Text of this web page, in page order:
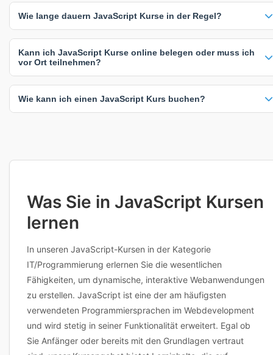
Wie lange dauern JavaScript Kurse in der Regel?
Kursdauer beträgt 3 Tage. Die genaue Dauer hängt vom Kursinhalt
und Intensität ab - intensive Kompaktkurse sind oft kürzer, während
Kann ich JavaScript Kurse online belegen oder muss ich
vor Ort teilnehmen?
Präsenzkurse (54%), 6 Inhouse-Schulungen (46%). Online-Kurse
bieten maximale Flexibilität, während Präsenzkurse direkten
Wie kann ich einen JavaScript Kurs buchen?
auch flexible Terminplanung an. Bei Fragen zu Inhalten,
Was Sie in JavaScript Kursen
lernen
In unseren JavaScript-Kursen in der Kategorie
IT/Programmierung erlernen Sie die wesentlichen
Fähigkeiten, um dynamische, interaktive Webanwendungen
zu erstellen. JavaScript ist eine der am häufigsten
verwendeten Programmiersprachen im Webdevelopment
und wird stetig in seiner Funktionalität erweitert. Egal ob
Sie Anfänger oder bereits mit den Grundlagen vertraut